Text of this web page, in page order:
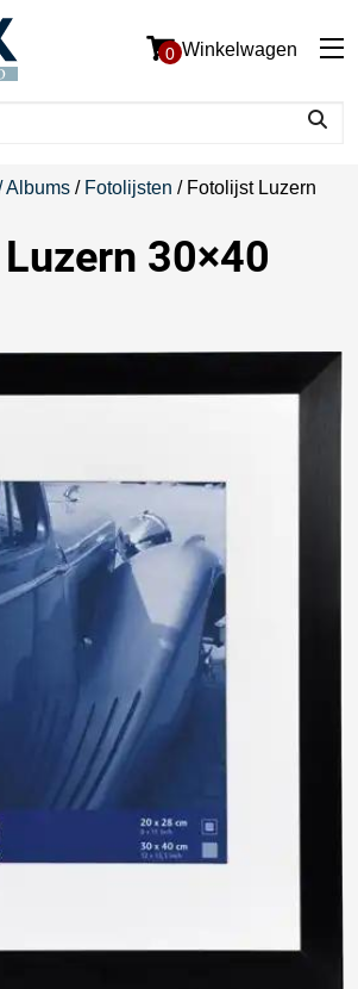
0 Winkelwagen
Albums / Fotolijsten / Fotolijst Luzern
30×40